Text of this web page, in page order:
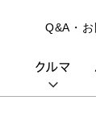
クルマ
Q&A・